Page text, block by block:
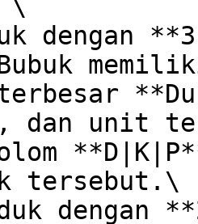
dan unit
tersebut.\